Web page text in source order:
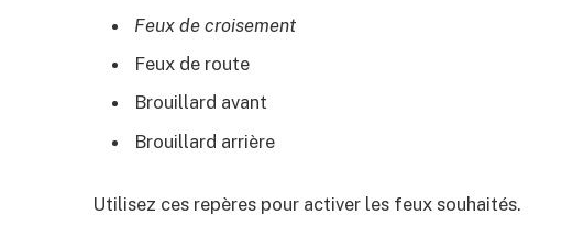
Feux de croisement
Feux de route
Brouillard avant
Brouillard arrière
Utilisez ces repères pour activer les feux souhaités.